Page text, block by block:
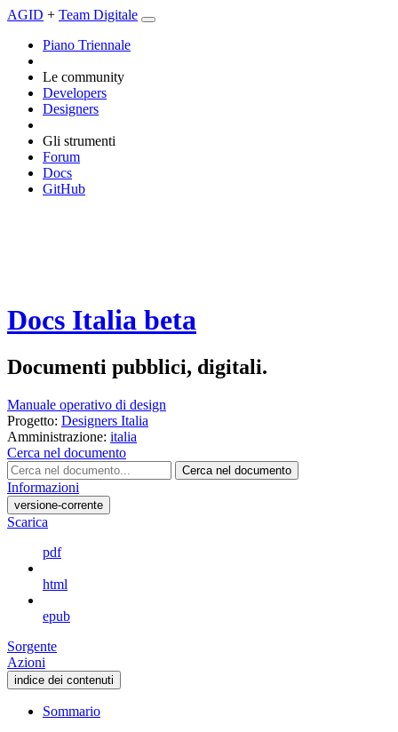
AGID + Team Digitale
Piano Triennale
Le community
Developers
Designers
Gli strumenti
Forum
Docs
GitHub
Docs Italia beta
Documenti pubblici, digitali.
Manuale operativo di design
Progetto: Designers Italia
Amministrazione: italia
Cerca nel documento
Cerca nel documento
Informazioni
versione-corrente
Scarica
pdf
html
epub
Sorgente
Azioni
indice dei contenuti
Sommario